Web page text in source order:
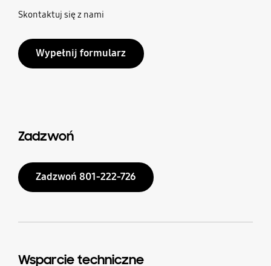
Skontaktuj się z nami
Wypełnij formularz
Zadzwoń
Zadzwoń 801-222-726
Wsparcie techniczne